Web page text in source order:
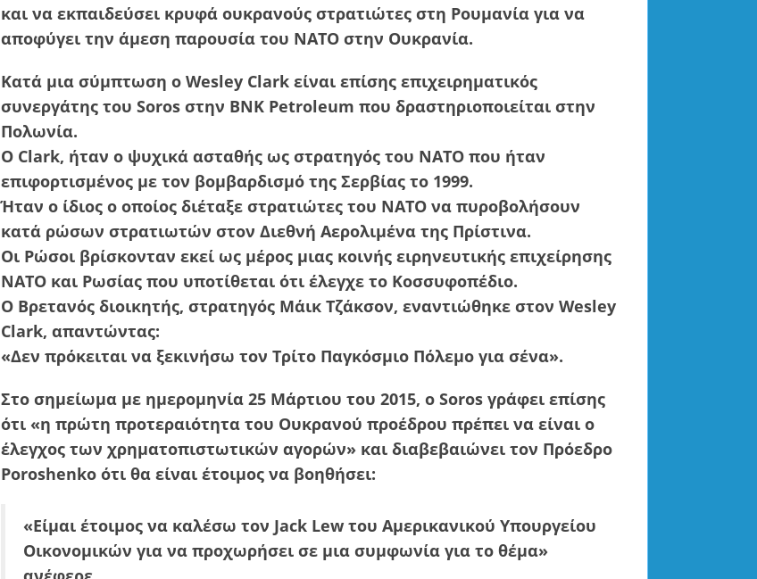
και να εκπαιδεύσει κρυφά ουκρανούς στρατιώτες στη Ρουμανία για να
αποφύγει την άμεση παρουσία του ΝΑΤΟ στην Ουκρανία.
Κατά μια σύμπτωση ο Wesley Clark είναι επίσης επιχειρηματικός
συνεργάτης του Soros στην BNK Petroleum που δραστηριοποιείται στην
Πολωνία.
Ο Clark, ήταν ο ψυχικά ασταθής ως στρατηγός του ΝΑΤΟ που ήταν
επιφορτισμένος με τον βομβαρδισμό της Σερβίας το 1999.
Ήταν ο ίδιος ο οποίος διέταξε στρατιώτες του ΝΑΤΟ να πυροβολήσουν
κατά ρώσων στρατιωτών στον Διεθνή Αερολιμένα της Πρίστινα.
Οι Ρώσοι βρίσκονταν εκεί ως μέρος μιας κοινής ειρηνευτικής επιχείρησης
ΝΑΤΟ και Ρωσίας που υποτίθεται ότι έλεγχε το Κοσσυφοπέδιο.
Ο Βρετανός διοικητής, στρατηγός Μάικ Τζάκσον, εναντιώθηκε στον Wesley
Clark, απαντώντας:
«Δεν πρόκειται να ξεκινήσω τον Τρίτο Παγκόσμιο Πόλεμο για σένα».
Στο σημείωμα με ημερομηνία 25 Μάρτιου του 2015, ο Soros γράφει επίσης
ότι «η πρώτη προτεραιότητα του Ουκρανού προέδρου πρέπει να είναι ο
έλεγχος των χρηματοπιστωτικών αγορών» και διαβεβαιώνει τον Πρόεδρο
Poroshenko ότι θα είναι έτοιμος να βοηθήσει:
«Είμαι έτοιμος να καλέσω τον Jack Lew του Αμερικανικού Υπουργείου
Οικονομικών για να προχωρήσει σε μια συμφωνία για το θέμα»